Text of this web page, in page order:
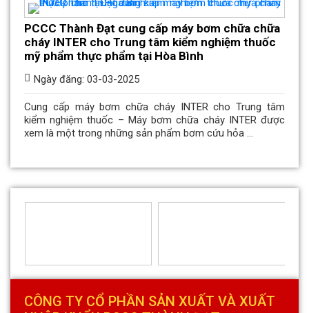
PCCC Thành Đạt cung cấp máy bơm chữa chữa
cháy INTER cho Trung tâm kiểm nghiệm thuốc
mỹ phẩm thực phẩm tại Hòa Bình
Ngày đăng: 03-03-2025
Cung cấp máy bơm chữa cháy INTER cho Trung tâm
kiểm nghiệm thuốc – Máy bơm chữa cháy INTER được
xem là một trong những sản phẩm bơm cứu hỏa ...
CÔNG TY CỔ PHẦN SẢN XUẤT VÀ XUẤT